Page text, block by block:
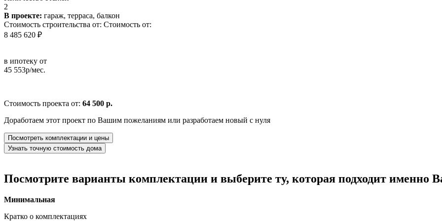
2
В проекте: гараж, терраса, балкон
Стоимость строительства от: Стоимость от:
8 485 620 ₽
в ипотеку от
45 553р/мес.
Стоимость проекта от: 64 500 р.
Доработаем этот проект по Вашим пожеланиям или разработаем новый с нуля
Посмотреть комплектации и цены
Узнать точную стоимость дома
Посмотрите варианты комплектации и выберите ту, которая подходит именно
Минимальная
Кратко о комплектациях